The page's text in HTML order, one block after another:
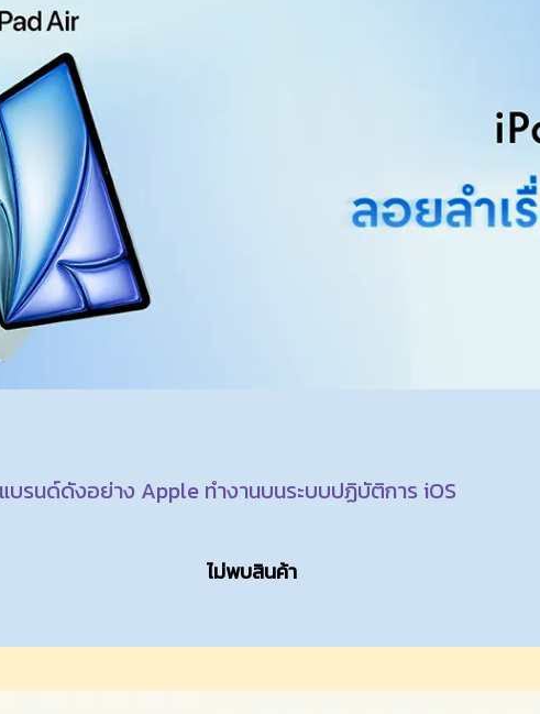
รนด์ดังอย่าง Apple ทำงานบนระบบปฏิบัติการ iOS
ไม่พบสินค้า